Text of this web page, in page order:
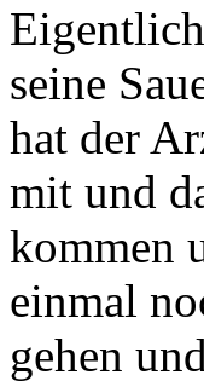
seine
hat der
mit und
kommen
einmal
gehen